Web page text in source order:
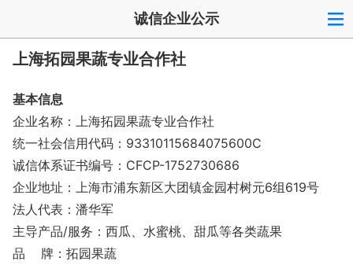
诚信企业公示
上海拓园果蔬专业合作社
基本信息
企业名称：上海拓园果蔬专业合作社
统一社会信用代码：93310115684075600C
诚信体系证书编号：CFCP-1752730686
企业地址：上海市浦东新区大团镇金园村树元6组619号
法人代表：潘华军
主导产品/服务：西瓜、水蜜桃、甜瓜等各类蔬果
品 牌：拓园果蔬